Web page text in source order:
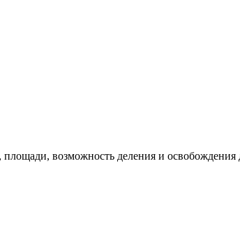
площади, возможность деления и